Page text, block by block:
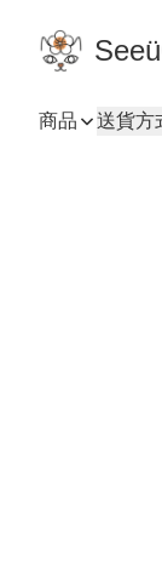
商品 送貨方